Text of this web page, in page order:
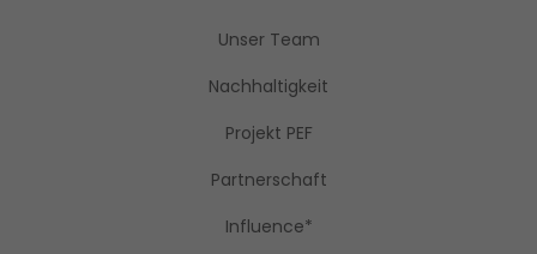
Unser Team
Nachhaltigkeit
Projekt PEF
Partnerschaft
Influence*